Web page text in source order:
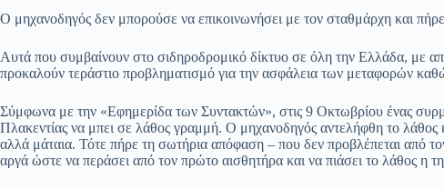
Ο μηχανοδηγός δεν μπορούσε να επικοινωνήσει με τον σταθμάρχη και
Αυτά που συμβαίνουν στο σιδηροδρομικό δίκτυο σε όλη την Ελλάδα, με
προκαλούν τεράστιο προβληματισμό για την ασφάλεια των μεταφορών
Σύμφωνα με την «Εφημερίδα των Συντακτών», στις 9 Οκτωβρίου ένας
Πλακεντίας να μπει σε λάθος γραμμή. Ο μηχανοδηγός αντελήφθη το
αλλά μάταια. Τότε πήρε τη σωτήρια απόφαση – που δεν προβλέπεται από
αργά ώστε να περάσει από τον πρώτο αισθητήρα και να πιάσει το λάθος η